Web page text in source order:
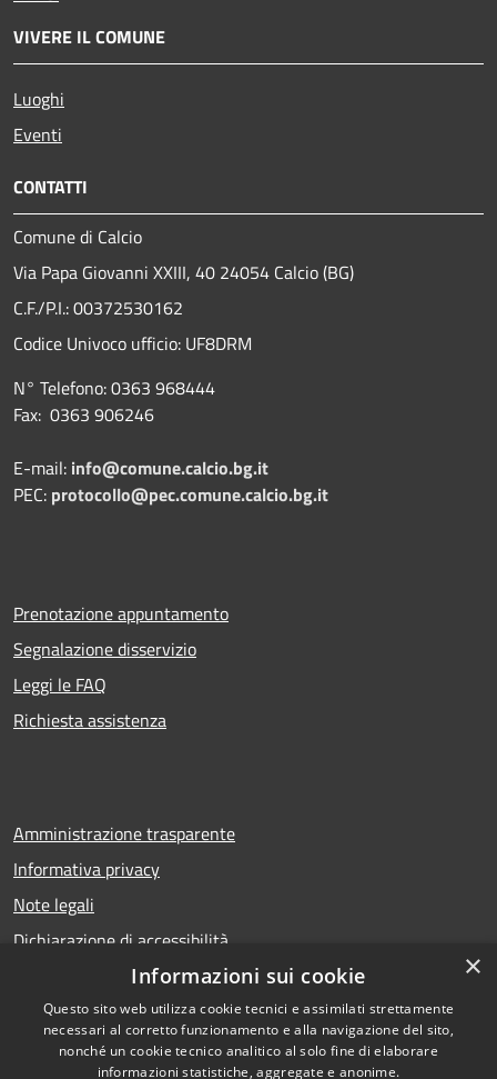
VIVERE IL COMUNE
Luoghi
Eventi
CONTATTI
Comune di Calcio
Via Papa Giovanni XXIII, 40 24054 Calcio (BG)
C.F./P.I.: 00372530162
Codice Univoco ufficio: UF8DRM
N° Telefono: 0363 968444
Fax: 0363 906246
E-mail: info@comune.calcio.bg.it
PEC: protocollo@pec.comune.calcio.bg.it
Prenotazione appuntamento
Segnalazione disservizio
Leggi le FAQ
Richiesta assistenza
Amministrazione trasparente
Informativa privacy
Note legali
Dichiarazione di accessibilità
RSS
Accessibilità
Copyright © 2026 • Comune di
Calcio • Powered by
×
Informazioni sui cookie
Questo sito web utilizza cookie tecnici e assimilati strettamente
necessari al corretto funzionamento e alla navigazione del sito,
nonché un cookie tecnico analitico al solo fine di elaborare
informazioni statistiche, aggregate e anonime.